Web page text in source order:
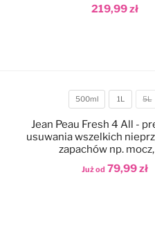
219,99 zł
ulubionych
Pojemność
500ml 1L 5L
Już od 79,99 zł
Jean Peau Fresh 4 All -
usuwania wszelkich
zapachów np. mocz,